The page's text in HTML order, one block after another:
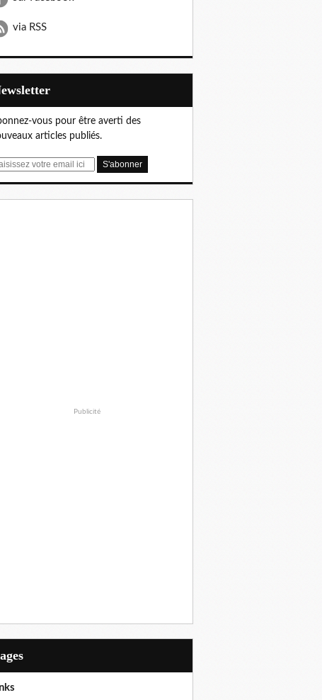
via RSS
Newsletter
vous pour être averti des
articles publiés.
Publicité
Pages